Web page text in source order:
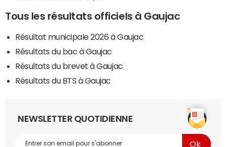
Tous les résultats officiels à Gaujac
Résultat municipale 2026 à Gaujac
Résultats du bac à Gaujac
Résultats du brevet à Gaujac
Résultats du BTS à Gaujac
NEWSLETTER QUOTIDIENNE